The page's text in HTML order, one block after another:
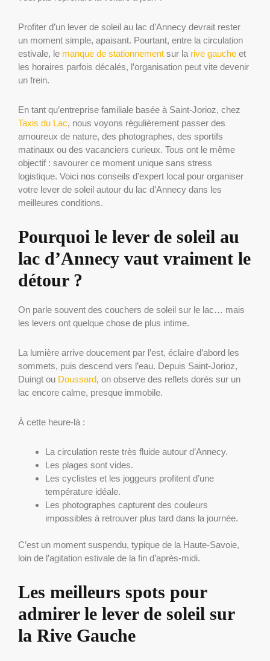
Profiter d’un lever de soleil au lac d’Annecy devrait rester
un moment simple, apaisant. Pourtant, entre la circulation
estivale, le manque de stationnement sur la rive gauche et
les horaires parfois décalés, l’organisation peut vite devenir
un frein.
En tant qu’entreprise familiale basée à Saint-Jorioz, chez
Taxis du Lac, nous voyons régulièrement passer des
amoureux de nature, des photographes, des sportifs
matinaux ou des vacanciers curieux. Tous ont le même
objectif : savourer ce moment unique sans stress
logistique. Voici nos conseils d’expert local pour organiser
votre lever de soleil autour du lac d’Annecy dans les
meilleures conditions.
Pourquoi le lever de soleil au
lac d’Annecy vaut vraiment le
détour ?
On parle souvent des couchers de soleil sur le lac… mais
les levers ont quelque chose de plus intime.
La lumière arrive doucement par l’est, éclaire d’abord les
sommets, puis descend vers l’eau. Depuis Saint-Jorioz,
Duingt ou Doussard, on observe des reflets dorés sur un
lac encore calme, presque immobile.
À cette heure-là :
La circulation reste très fluide autour d’Annecy.
Les plages sont vides.
Les cyclistes et les joggeurs profitent d’une
température idéale.
Les photographes capturent des couleurs
impossibles à retrouver plus tard dans la journée.
C’est un moment suspendu, typique de la Haute-Savoie,
loin de l’agitation estivale de la fin d’après-midi.
Les meilleurs spots pour
admirer le lever de soleil sur
la Rive Gauche